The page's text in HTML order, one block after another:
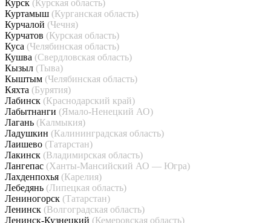
Курск (Курская область)
Куртамыш (Курганская область)
Курчалой (Чечня)
Курчатов (Курская область)
Куса (Челябинская область)
Кушва (Свердловская область)
Кызыл (Тыва)
Кыштым (Челябинская область)
Кяхта (Бурятия)
Лабинск (Краснодарский край)
Лабытнанги (Ямало-Ненецкий АО)
Лагань (Калмыкия)
Ладушкин (Калининградская область)
Лаишево (Татарстан)
Лакинск (Владимирская область)
Лангепас (Ханты-Мансийский АО — Югра)
Лахденпохья (Карелия)
Лебедянь (Липецкая область)
Лениногорск (Татарстан)
Ленинск (Волгоградская область)
Ленинск-Кузнецкий (Кемеровская область)